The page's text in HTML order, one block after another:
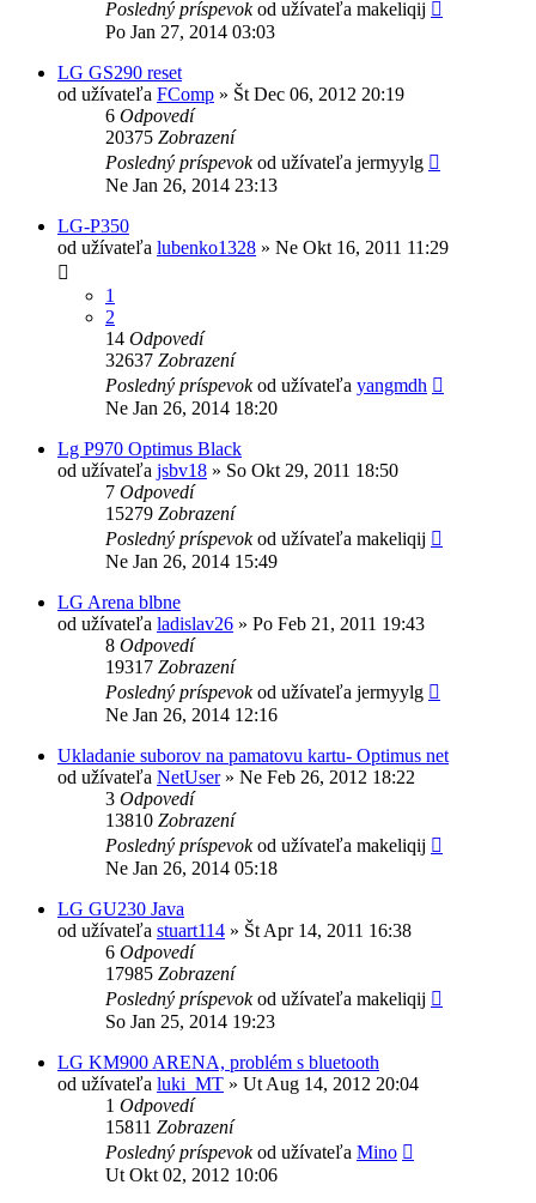
Posledný príspevokod užívateľa makeliqij
Po Jan 27, 2014 03:03
LG GS290 reset
od užívateľa FComp » Št Dec 06, 2012 20:19
6 Odpovedí
20375 Zobrazení
Posledný príspevokod užívateľa jermyylg
Ne Jan 26, 2014 23:13
LG-P350
od užívateľa lubenko1328 » Ne Okt 16, 2011 11:29
1
2
14 Odpovedí
32637 Zobrazení
Posledný príspevokod užívateľa yangmdh
Ne Jan 26, 2014 18:20
Lg P970 Optimus Black
od užívateľa jsbv18 » So Okt 29, 2011 18:50
7 Odpovedí
15279 Zobrazení
Posledný príspevokod užívateľa makeliqij
Ne Jan 26, 2014 15:49
LG Arena blbne
od užívateľa ladislav26 » Po Feb 21, 2011 19:43
8 Odpovedí
19317 Zobrazení
Posledný príspevokod užívateľa jermyylg
Ne Jan 26, 2014 12:16
Ukladanie suborov na pamatovu kartu- Optimus net
od užívateľa NetUser» Ne Feb 26, 2012 18:22
3 Odpovedí
13810 Zobrazení
Posledný príspevokod užívateľa makeliqij
Ne Jan 26, 2014 05:18
LG GU230 Java
od užívateľa stuart114 » Št Apr 14, 2011 16:38
6 Odpovedí
17985 Zobrazení
Posledný príspevokod užívateľa makeliqij
So Jan 25, 2014 19:23
LG KM900 ARENA, problém s bluetooth
od užívateľa luki_MT » Ut Aug 14, 2012 20:04
1 Odpovedí
15811 Zobrazení
Posledný príspevokod užívateľa Mino
Ut Okt 02, 2012 10:06